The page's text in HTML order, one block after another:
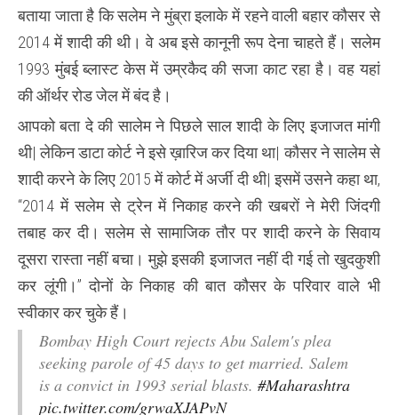
पैरोल
अर्जी
को
किया
खारिज
बताया जाता है कि सलेम ने मुंब्रा इलाके में रहने वाली बहार कौसर से
2014 में शादी की थी। वे अब इसे कानूनी रूप देना चाहते हैं। सलेम
1993 मुंबई ब्लास्ट केस में उम्रकैद की सजा काट रहा है। वह यहां
की ऑर्थर रोड जेल में बंद है।
आपको बता दे की सालेम ने पिछले साल शादी के लिए इजाजत मांगी
थी| लेकिन डाटा कोर्ट ने इसे ख़ारिज कर दिया था| कौसर ने सालेम से
शादी करने के लिए 2015 में कोर्ट में अर्जी दी थी| इसमें उसने कहा था,
“2014 में सलेम से ट्रेन में निकाह करने की खबरों ने मेरी जिंदगी
तबाह कर दी। सलेम से सामाजिक तौर पर शादी करने के सिवाय
दूसरा रास्ता नहीं बचा। मुझे इसकी इजाजत नहीं दी गई तो खुदकुशी
कर लूंगी।” दोनों के निकाह की बात कौसर के परिवार वाले भी
स्वीकार कर चुके हैं।
Bombay High Court rejects Abu Salem's plea
seeking parole of 45 days to get married. Salem
is a convict in 1993 serial blasts. #Maharashtra
pic.twitter.com/grwaXJAPvN